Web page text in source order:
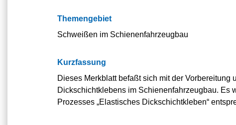
Themengebiet
Schweißen im Schienenfahrzeugbau
Kurzfassung
Dieses Merkblatt befaßt sich mit der Vorbereitung
Dickschichtklebens im Schienenfahrzeugbau. Es
Prozesses „Elastisches Dickschichtkleben“